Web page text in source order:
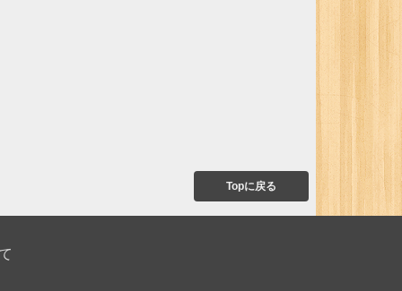
Topに戻る